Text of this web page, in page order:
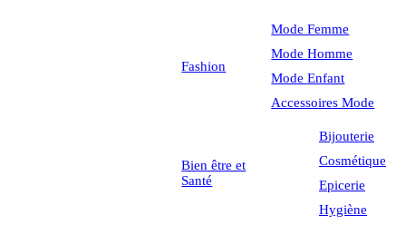
Fashion
Mode Femme
Mode Homme
Mode Enfant
Accessoires Mode
Bien être et
Santé
Bijouterie
Cosmétique
Epicerie
Hygiène